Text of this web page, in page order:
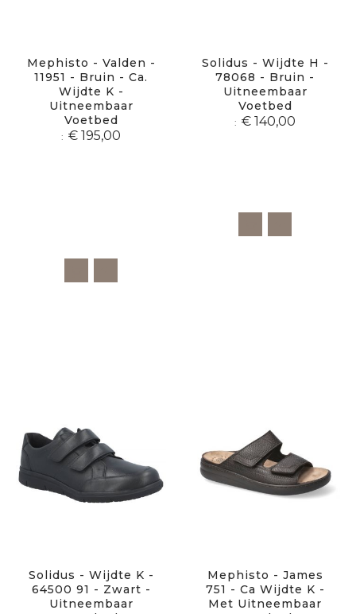
Mephisto - Valden -
11951 - Bruin - Ca.
Wijdte K -
Uitneembaar
Voetbed
€ 195,00
Solidus - Wijdte H -
78068 - Bruin -
Uitneembaar
Voetbed
€ 140,00
Solidus - Wijdte K -
64500 91 - Zwart -
Uitneembaar
Mephisto - James
751 - Ca Wijdte K -
Met Uitneembaar